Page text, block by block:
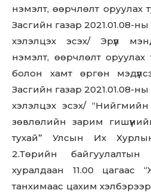
Sing up for
to stay in
нэмэлт, өөрчлөлт оруулах
Засгийн газар 2021.01.08-ны
хэлэлцэх эсэх/ Эрүүл
нэмэлт, өөрчлөлт оруулах
болон хамт өргөн
Засгийн газар 2021.01.08-ны
хэлэлцэх эсэх/
зөвлөлийн зарим
тухай” Улсын Их
2.Төрийн
хуралдаан 11.00 цагаас
танхимаас цахим